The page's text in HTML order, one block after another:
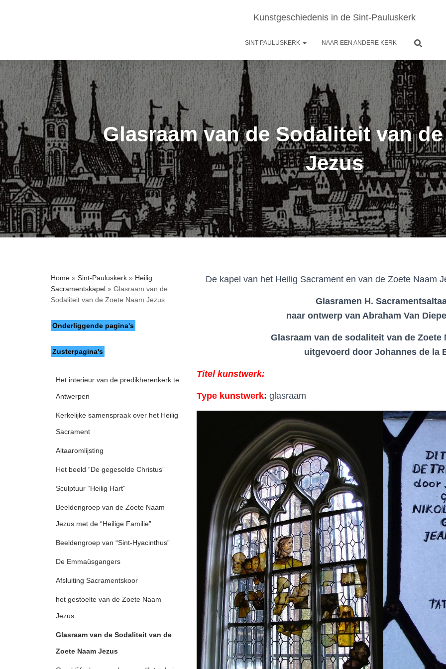
Kunstgeschiedenis in de Sint-Pauluskerk
SINT-PAULUSKERK NAAR EEN ANDERE KERK
Glasraam van de Sodaliteit van
Jezus
Home » Sint-Pauluskerk » Heilig
Sacramentskapel » Glasraam van de
Sodaliteit van de Zoete Naam Jezus
Onderliggende pagina's
Zusterpagina's
Het interieur van de predikherenkerk te
Antwerpen
Kerkelijke samenspraak over het Heilig
Sacrament
Altaaromlijsting
Het beeld “De gegeselde Christus”
Sculptuur “Heilig Hart”
Beeldengroep van de Zoete Naam
Jezus met de “Heilige Familie”
Beeldengroep van “Sint-Hyacinthus”
De Emmaüsgangers
Afsluiting Sacramentskoor
het gestoelte van de Zoete Naam
Jezus
Glasraam van de Sodaliteit van de
Zoete Naam Jezus
De kapel van het Heilig Sacrament en van de Zoete Naam
Glasramen H.
naar ontwerp van Abraham Van
Glasraam van de sodaliteit van de Zoete
uitgevoerd door Johannes de la
Titel kunstwerk:
Type kunstwerk: glasraam